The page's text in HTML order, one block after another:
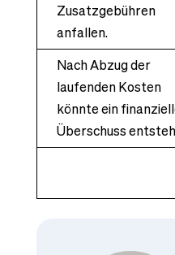
Zusatzgebühren
anfallen.
Nach Abzug der
laufenden Kosten
könnte ein
Überschuss